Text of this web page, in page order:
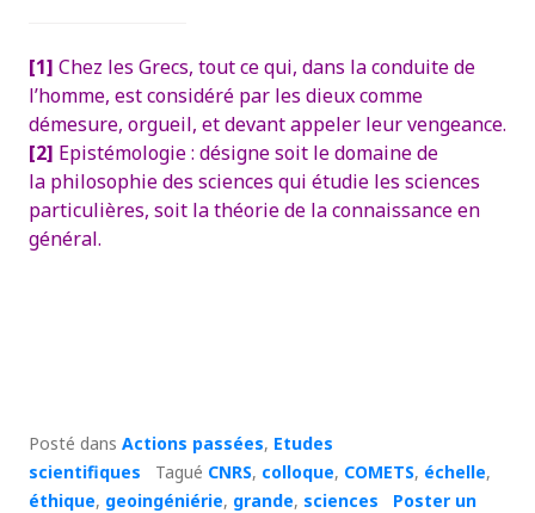
[1] Chez les Grecs, tout ce qui, dans la conduite de
l’homme, est considéré par les dieux comme
démesure, orgueil, et devant appeler leur vengeance.
[2] Epistémologie : désigne soit le domaine de
la philosophie des sciences qui étudie les sciences
particulières, soit la théorie de la connaissance en
général.
Posté dans Actions passées, Etudes
scientifiques
Tagué CNRS, colloque, COMETS, échelle,
éthique, geoingéniérie, grande, sciences
Poster un